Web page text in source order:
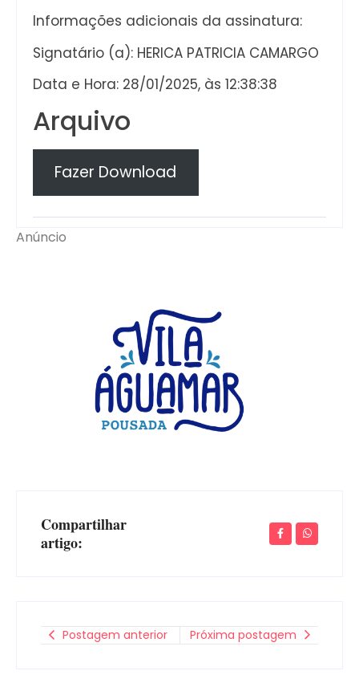
Informações adicionais da assinatura:
Signatário (a): HERICA PATRICIA CAMARGO
Data e Hora: 28/01/2025, às 12:38:38
Arquivo
Fazer Download
Anúncio
Compartilhar
artigo:
Postagem anterior Próxima postagem